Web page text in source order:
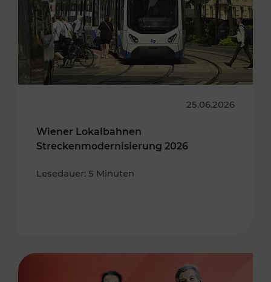
25.06.2026
Wiener Lokalbahnen
Streckenmodernisierung 2026
Lesedauer: 5 Minuten